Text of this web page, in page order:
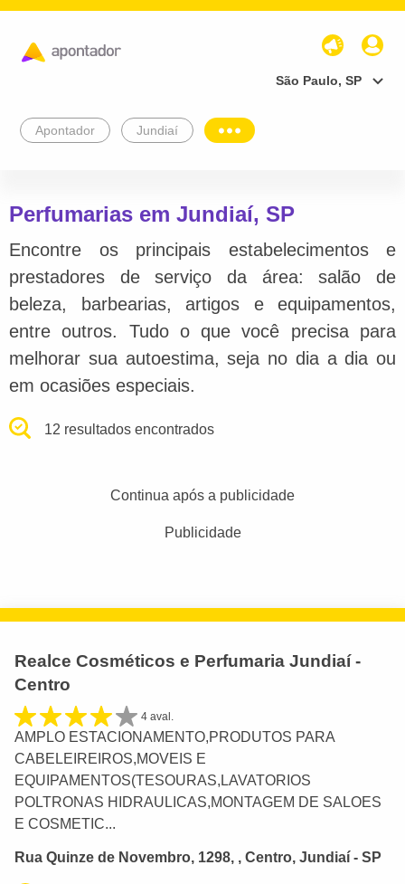
São Paulo, SP
Apontador Jundiaí
Perfumarias em Jundiaí, SP
Encontre os principais estabelecimentos e
prestadores de serviço da área: salão de
beleza, barbearias, artigos e equipamentos,
entre outros. Tudo o que você precisa para
melhorar sua autoestima, seja no dia a dia ou
em ocasiões especiais.
12 resultados encontrados
Continua após a publicidade
Publicidade
Realce Cosméticos e Perfumaria Jundiaí -
Centro
4 aval.
AMPLO ESTACIONAMENTO,PRODUTOS PARA
CABELEIREIROS,MOVEIS E
EQUIPAMENTOS(TESOURAS,LAVATORIOS
POLTRONAS HIDRAULICAS,MONTAGEM DE SALOES
E COSMETIC...
Rua Quinze de Novembro, 1298, , Centro, Jundiaí - SP